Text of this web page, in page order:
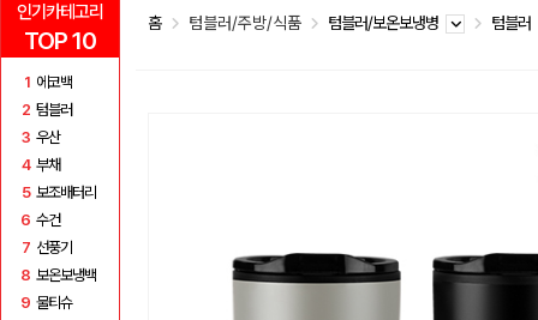
인기카테고리
TOP 10
1 에코백
2 텀블러
3 우산
4 부채
5 보조배터리
6 수건
7 선풍기
8 보온보냉백
9 물티슈
홈 텀블러/주방/식품 텀블러/보온보냉병 텀블러